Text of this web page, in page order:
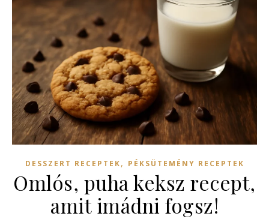
DESSZERT RECEPTEK, PÉKSÜTEMÉNY RECEPTEK
Omlós, puha keksz recept,
amit imádni fogsz!